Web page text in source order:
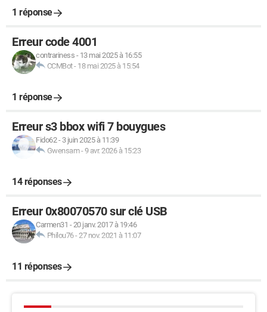
1 réponse
Erreur code 4001
contrariness - 13 mai 2025 à 16:55
CCMBot- 18 mai 2025 à 15:54
1 réponse
Erreur s3 bbox wifi 7 bouygues
Fido62- 3 juin 2025 à 11:39
Gwensam-9 avr. 2026 à 15:23
14 réponses
Erreur 0x80070570 sur clé USB
Carmen31 -20 janv. 2017 à 19:46
Philou76-27 nov. 2021 à 11:07
11 réponses